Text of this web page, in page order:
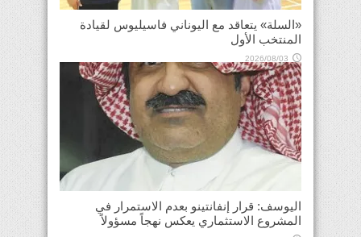
«السلة» يتعاقد مع اليوناني فاسيليوس لقيادة
المنتخب الأول
2026/08/03
اليوسف: قرار إنفانتينو بعدم الاستمرار في
المشروع الاستثماري يعكس نهجاً مسؤولاً